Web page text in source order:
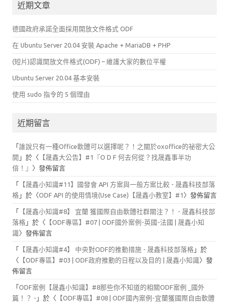
鍵近期文章
德國政府承諾全面採用開放文件格式 ODF
在 Ubuntu Server 20.04 安裝 Apache + MariaDB + PHP
(短片)認識開放文件格式(ODF) – 維護大家的數位平權
Ubuntu Server 20.04 基本安裝
使用 sudo 指令的 5 個理由
近期留言
「 誰說只有一種Office軟體可以選擇呢？！之關於oxoffice的祕密大公
開 」於〈 【晟鑫大公告】#1『O D F 何去何從？找晟鑫事半功
倍！』 〉發佈留言
「
【晟鑫小知識#11】國發會 API 方案與一般方案比較 - 晟鑫科技部落
格 」於〈ODF API 的使用情境(Use Case)【晟鑫小教室】#1 〉發佈留言
「
【晟鑫小知識#8】 宜蘭 獲國際自由軟體社群關注？！ - 晟鑫科技部
落格 」於〈 【ODF專區】#07 | ODF國外案例-英國-法國 | 晟鑫小知
識〉發佈留言
「 【晟鑫小知識#4】 中央對ODF的推動措施 - 晟鑫科技部落格 」於
〈 【ODF專區】#03 | ODF政府推動的日程以及目的 | 晟鑫小知識〉發
佈留言
「 ODF案例【晟鑫小知識】#8那些你不知道的相關ODF案例 _國外
篇！？ - 」於〈 【ODF專區】#08 | ODF國內案例-宜蘭獲國際自由軟體